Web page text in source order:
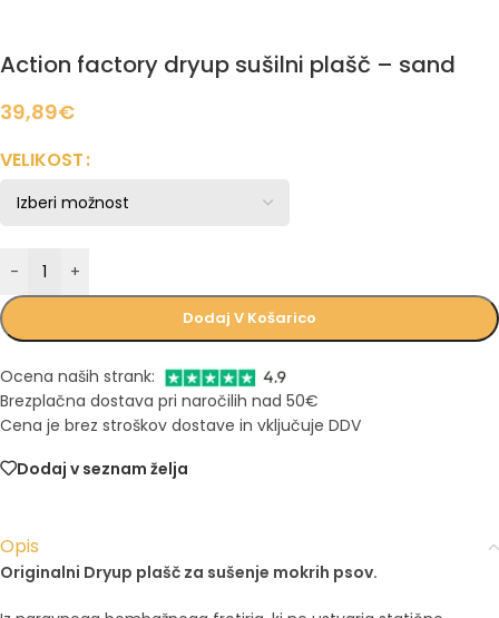
Action factory dryup sušilni plašč – sand
39,89€
VELIKOST
- +
Dodaj V Košarico
Ocena naših strank:
Brezplačna dostava pri naročilih nad 50€
Cena je brez stroškov dostave in vključuje DDV
Dodaj v seznam želja
Opis
Originalni Dryup plašč za sušenje mokrih psov.